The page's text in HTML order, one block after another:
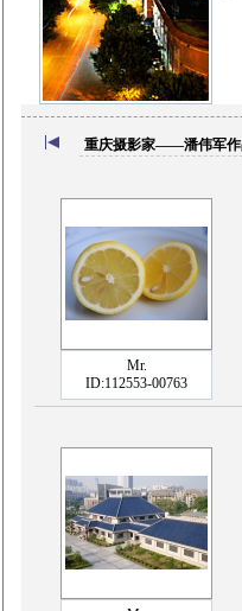
重庆摄影家——潘伟军作
Mr.
ID:112553-00763